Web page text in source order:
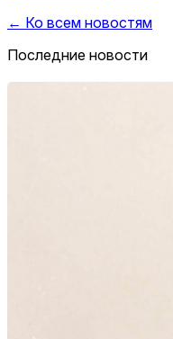
← Ко всем новостям
Последние новости